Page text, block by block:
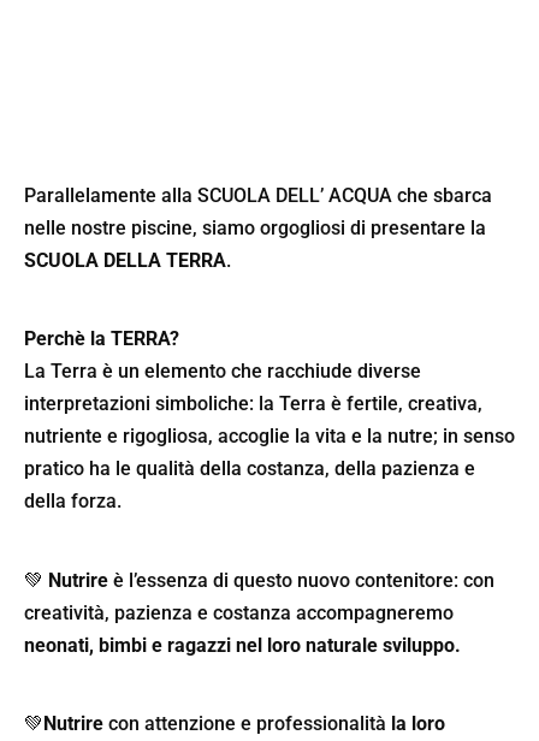
Parallelamente alla SCUOLA DELL’ ACQUA che sbarca
nelle nostre piscine, siamo orgogliosi di presentare la
SCUOLA DELLA TERRA.
Perchè la TERRA?
La Terra è un elemento che racchiude diverse
interpretazioni simboliche: la Terra è fertile, creativa,
nutriente e rigogliosa, accoglie la vita e la nutre; in senso
pratico ha le qualità della costanza, della pazienza e
della forza.
💚 Nutrire è l’essenza di questo nuovo contenitore: con
creatività, pazienza e costanza accompagneremo
neonati, bimbi e ragazzi nel loro naturale sviluppo.
💚Nutrire con attenzione e professionalità la loro